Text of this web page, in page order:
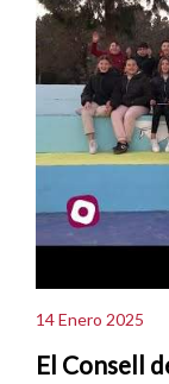
14 Enero 2025
El Consell